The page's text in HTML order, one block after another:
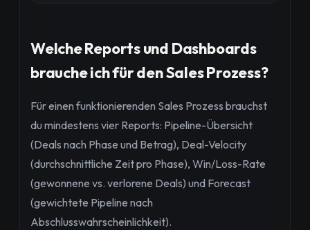
Welche Reports und Dashboards
brauche ich für den Sales Prozess?
Für einen funktionierenden Sales Prozess brauchst
du mindestens vier Reports: Pipeline-Übersicht
(Deals nach Phase und Betrag), Deal-Velocity
(durchschnittliche Zeit pro Phase), Win/Loss-Rate
(gewonnene vs. verlorene Deals) und Forecast
(gewichtete Pipeline nach
Abschlusswahrscheinlichkeit).